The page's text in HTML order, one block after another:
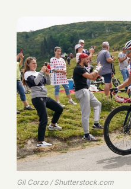
Gil Corzo / Shutterstock.com